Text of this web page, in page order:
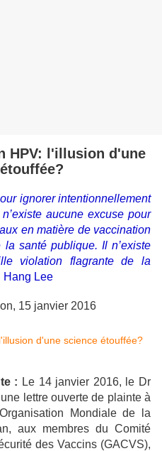
HPV: l'illusion d'une
ignorer intentionnellement
aucune excuse pour
en matière de vaccination
santé publique. Il n’existe
violation flagrante de la
Hang Lee
15 janvier 2016
: Le 14 janvier 2016, le Dr
lettre ouverte de plainte à
Mondiale de la
aux membres du Comité
des Vaccins (GACVS),